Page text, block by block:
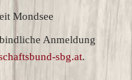
Mondsee
Anmeldung
sbg.at.